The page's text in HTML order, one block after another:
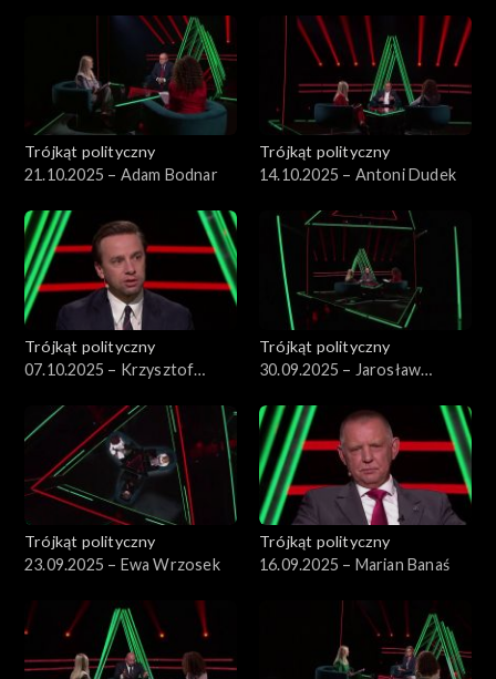
Trójkąt polityczny
21.10.2025 – Adam Bodnar
Trójkąt polityczny
14.10.2025 – Antoni Dudek
Trójkąt polityczny
07.10.2025 – Krzysztof
Trójkąt polityczny
30.09.2025 – Jarosław
Trójkąt polityczny
23.09.2025 – Ewa Wrzosek
Trójkąt polityczny
16.09.2025 – Marian Banaś